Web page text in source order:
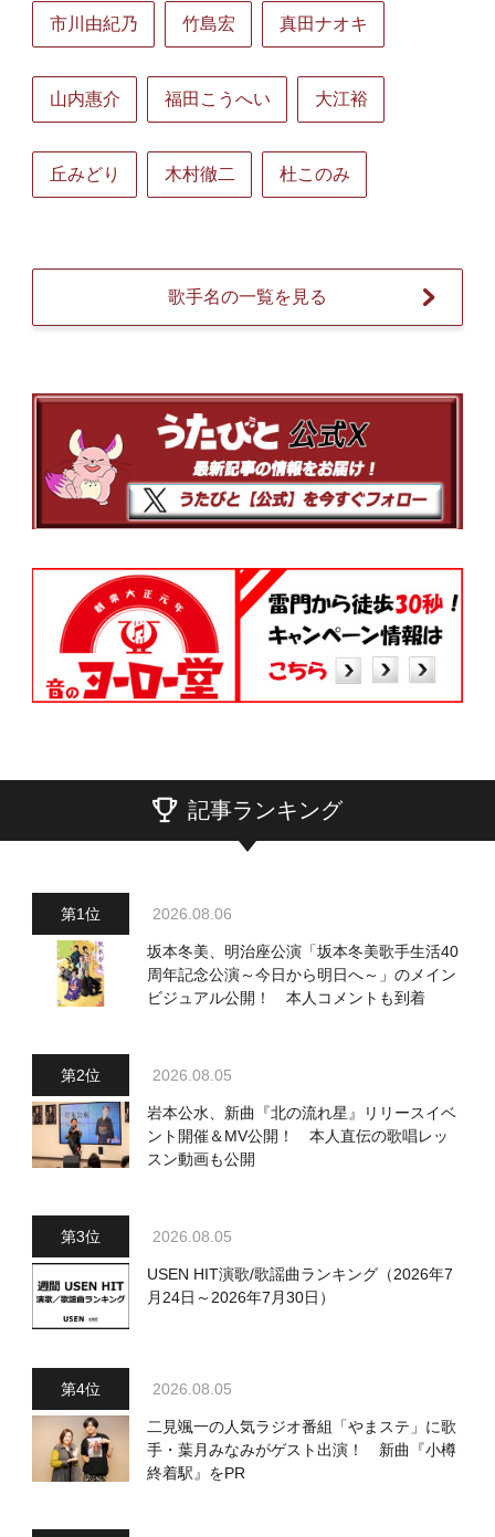
市川由紀乃 竹島宏 真田ナオキ
山内惠介 福田こうへい 大江裕
丘みどり 木村徹二 杜このみ
歌手名の一覧を見る
記事ランキング
2026.08.06
坂本冬美、明治座公演「坂本冬美歌手生活40
周年記念公演～今日から明日へ～」のメイン
ビジュアル公開！ 本人コメントも到着
2026.08.05
岩本公水、新曲『北の流れ星』リリースイベ
ント開催＆MV公開！ 本人直伝の歌唱レッ
スン動画も公開
2026.08.05
USEN HIT演歌/歌謡曲ランキング（2026年7
月24日～2026年7月30日）
2026.08.05
二見颯一の人気ラジオ番組「やまステ」に歌
手・葉月みなみがゲスト出演！ 新曲『小樽
終着駅』をPR